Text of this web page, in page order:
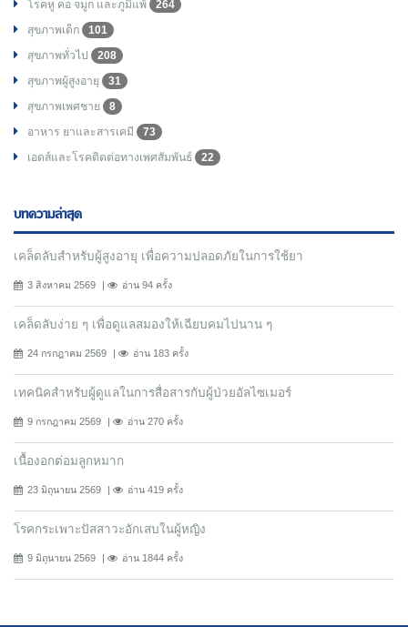
โรคหู คอ จมูก และภูมิแพ้
264
สุขภาพเด็ก
101
สุขภาพทั่วไป
208
สุขภาพผู้สูงอายุ
31
สุขภาพเพศชาย
8
อาหาร ยาและสารเคมี
73
เอดส์และโรคติดต่อทางเพศสัมพันธ์
22
บทความล่าสุด
เคล็ดลับสำหรับผู้สูงอายุ เพื่อความปลอดภัยในการใช้ยา
3 สิงหาคม 2569 อ่าน 94 ครั้ง
เคล็ดลับง่าย ๆ เพื่อดูแลสมองให้เฉียบคมไปนาน ๆ
24 กรกฎาคม 2569 อ่าน 183 ครั้ง
เทคนิคสำหรับผู้ดูแลในการสื่อสารกับผู้ป่วยอัลไซเมอร์
9 กรกฎาคม 2569 อ่าน 270 ครั้ง
เนื้องอกต่อมลูกหมาก
23 มิถุนายน 2569 อ่าน 419 ครั้ง
โรคกระเพาะปัสสาวะอักเสบในผู้หญิง
9 มิถุนายน 2569 อ่าน 1844 ครั้ง